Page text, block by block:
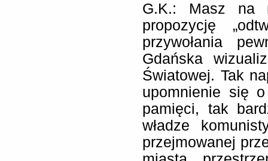
G.K.: Masz na
propozycję
przywołania
Gdańska
Światowej. Tak
upomnienie się
pamięci, tak
władze
przejmowanej